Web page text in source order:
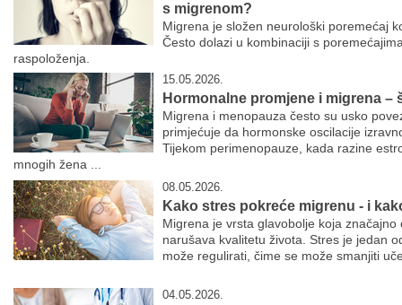
s migrenom?
Migrena je složen neurološki poremećaj
Često dolazi u kombinaciji s
raspoloženja.
15.05.2026.
Hormonalne promjene i migrena –
Migrena i menopauza često su usko
primjećuje da hormonske oscilacije
Tijekom perimenopauze, kada razine
mnogih žena ...
08.05.2026.
Kako stres pokreće migrenu - i
Migrena je vrsta glavobolje koja
narušava kvalitetu života. Stres je jedan
može regulirati, čime se može smanjiti
04.05.2026.